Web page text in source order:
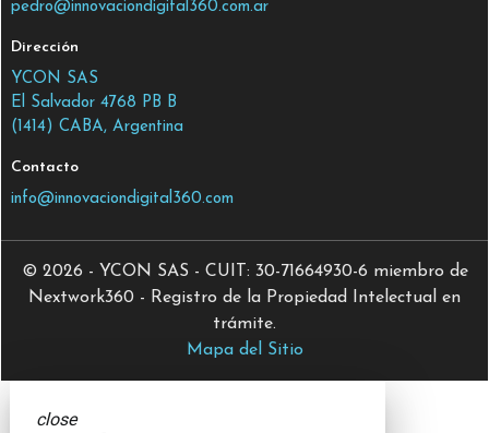
pedro@innovaciondigital360.com.ar
Dirección
YCON SAS
El Salvador 4768 PB B
(1414) CABA, Argentina
Contacto
info@innovaciondigital360.com
© 2026 - YCON SAS - CUIT: 30-71664930-6 miembro de
Nextwork360 - Registro de la Propiedad Intelectual en
trámite.
Mapa del Sitio
close